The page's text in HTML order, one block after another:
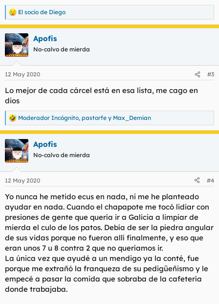
R
e
a
c
c
i
e
:
El socio de Diego
Apofis
No-calvo de mierda
12 May 2020 #3
Lo mejor de cada cárcel está en esa lista, me cago en
dios
R
e
a
c
c
i
e
:
Moderador Incógnito, pastorfe y Max_Demian
Apofis
No-calvo de mierda
12 May 2020 #4
Yo nunca he metido ecus en nada, ni me he planteado
ayudar en nada. Cuando el chapapote me tocó lidiar con
presiones de gente que quería ir a Galicia a limpiar de
mierda el culo de los patos. Debía de ser la piedra angular
de sus vidas porque no fueron allí finalmente, y eso que
eran unos 7 u 8 contra 2 que no queríamos ir.
La única vez que ayudé a un mendigo ya la conté, fue
porque me extrañó la franqueza de su pedigüeñismo y le
empecé a pasar la comida que sobraba de la cafetería
donde trabajaba.